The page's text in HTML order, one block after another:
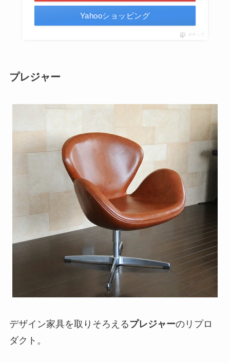
Yahooショッピング
ポチップ
プレジャー
デザイン家具を取りそろえるプレジャーのリプロ
ダクト。